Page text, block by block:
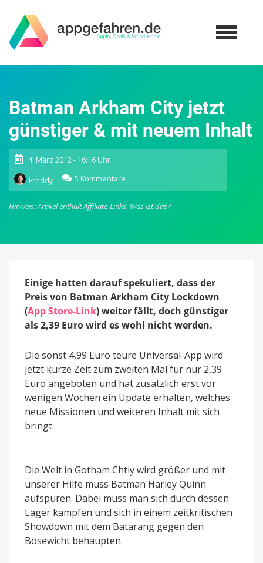
Batman Arkham City jetzt
günstiger & mit neuem Inhalt
4. März 2012 - 16:16 Uhr
Freddy
5 Kommentare
Batman
City
&
Inhalt
Hinweis: Artikel enthält Affiliate-Links. Was ist das?
Einige hatten darauf spekuliert, dass der
Preis von Batman Arkham City Lockdown
(App Store-Link) weiter fällt, doch günstiger
als 2,39 Euro wird es wohl nicht werden.
Die sonst 4,99 Euro teure Universal-App wird
jetzt kurze Zeit zum zweiten Mal für nur 2,39
Euro angeboten und hat zusätzlich erst vor
wenigen Wochen ein Update erhalten, welches
neue Missionen und weiteren Inhalt mit sich
bringt.
Die Welt in Gotham Chtiy wird größer und mit
unserer Hilfe muss Batman Harley Quinn
aufspüren. Dabei muss man sich durch dessen
Lager kämpfen und sich in einem zeitkritischen
Showdown mit dem Batarang gegen den
Bösewicht behaupten.